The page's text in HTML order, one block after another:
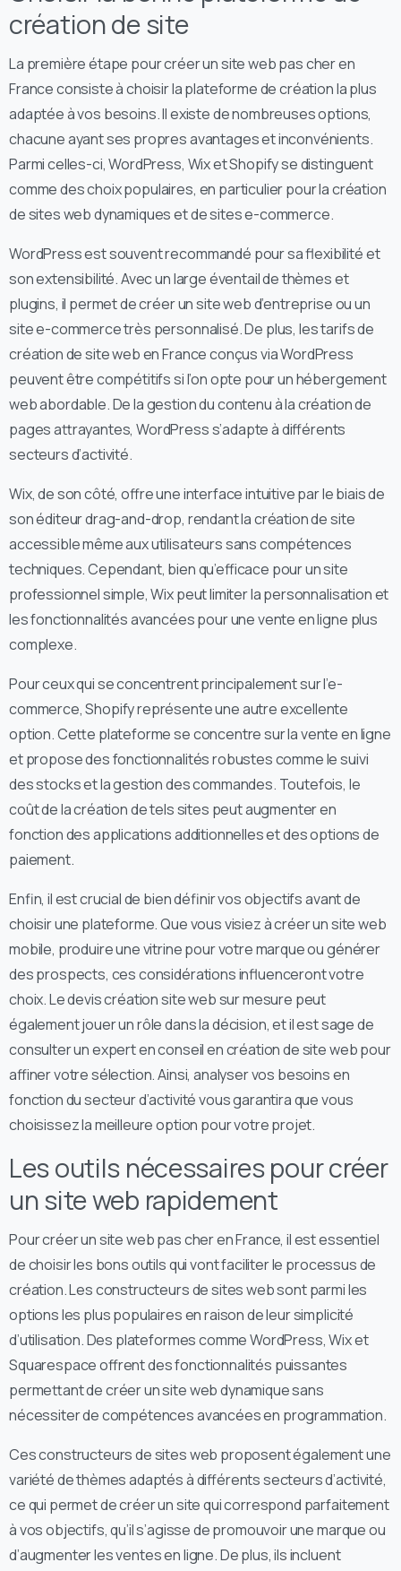
création de site
La première étape pour créer un site web pas cher en
France consiste à choisir la plateforme de création la plus
adaptée à vos besoins. Il existe de nombreuses options,
chacune ayant ses propres avantages et inconvénients.
Parmi celles-ci, WordPress, Wix et Shopify se distinguent
comme des choix populaires, en particulier pour la création
de sites web dynamiques et de sites e-commerce.
WordPress est souvent recommandé pour sa flexibilité et
son extensibilité. Avec un large éventail de thèmes et
plugins, il permet de créer un site web d’entreprise ou un
site e-commerce très personnalisé. De plus, les tarifs de
création de site web en France conçus via WordPress
peuvent être compétitifs si l’on opte pour un hébergement
web abordable. De la gestion du contenu à la création de
pages attrayantes, WordPress s’adapte à différents
secteurs d’activité.
Wix, de son côté, offre une interface intuitive par le biais de
son éditeur drag-and-drop, rendant la création de site
accessible même aux utilisateurs sans compétences
techniques. Cependant, bien qu’efficace pour un site
professionnel simple, Wix peut limiter la personnalisation et
les fonctionnalités avancées pour une vente en ligne plus
complexe.
Pour ceux qui se concentrent principalement sur l’e-
commerce, Shopify représente une autre excellente
option. Cette plateforme se concentre sur la vente en ligne
et propose des fonctionnalités robustes comme le suivi
des stocks et la gestion des commandes. Toutefois, le
coût de la création de tels sites peut augmenter en
fonction des applications additionnelles et des options de
paiement.
Enfin, il est crucial de bien définir vos objectifs avant de
choisir une plateforme. Que vous visiez à créer un site web
mobile, produire une vitrine pour votre marque ou générer
des prospects, ces considérations influenceront votre
choix. Le devis création site web sur mesure peut
également jouer un rôle dans la décision, et il est sage de
consulter un expert en conseil en création de site web pour
affiner votre sélection. Ainsi, analyser vos besoins en
fonction du secteur d’activité vous garantira que vous
choisissez la meilleure option pour votre projet.
Les outils nécessaires pour créer
un site web rapidement
Pour créer un site web pas cher en France, il est essentiel
de choisir les bons outils qui vont faciliter le processus de
création. Les constructeurs de sites web sont parmi les
options les plus populaires en raison de leur simplicité
d’utilisation. Des plateformes comme WordPress, Wix et
Squarespace offrent des fonctionnalités puissantes
permettant de créer un site web dynamique sans
nécessiter de compétences avancées en programmation.
Ces constructeurs de sites web proposent également une
variété de thèmes adaptés à différents secteurs d’activité,
ce qui permet de créer un site qui correspond parfaitement
à vos objectifs, qu’il s’agisse de promouvoir une marque ou
d’augmenter les ventes en ligne. De plus, ils incluent